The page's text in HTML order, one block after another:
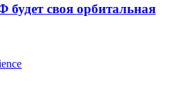
будет своя орбитальная